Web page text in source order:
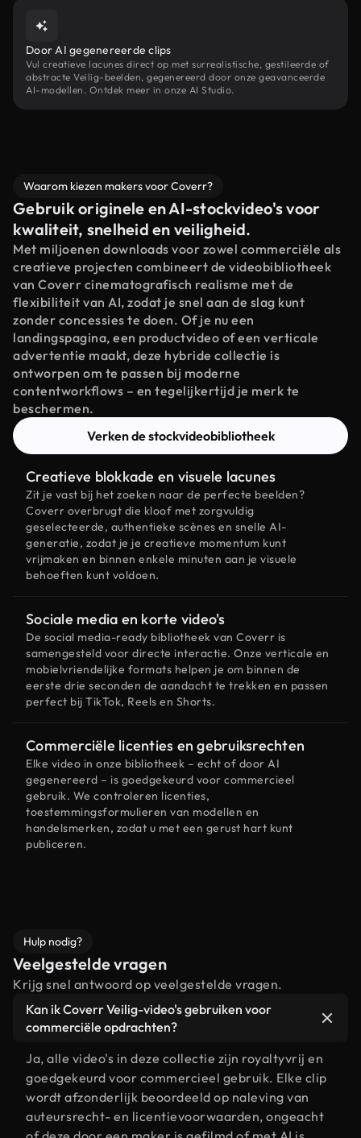
Door AI gegenereerde clips
Vul creatieve lacunes direct op met surrealistische, gestileerde of
abstracte Veilig-beelden, gegenereerd door onze geavanceerde
AI-modellen. Ontdek meer in onze AI Studio.
Waarom kiezen makers voor Coverr?
Gebruik originele en AI-stockvideo's voor
kwaliteit, snelheid en veiligheid.
Met miljoenen downloads voor zowel commerciële als
creatieve projecten combineert de videobibliotheek
van Coverr cinematografisch realisme met de
flexibiliteit van AI, zodat je snel aan de slag kunt
zonder concessies te doen. Of je nu een
landingspagina, een productvideo of een verticale
advertentie maakt, deze hybride collectie is
ontworpen om te passen bij moderne
contentworkflows – en tegelijkertijd je merk te
beschermen.
Verken de stockvideobibliotheek
Creatieve blokkade en visuele lacunes
Zit je vast bij het zoeken naar de perfecte beelden?
Coverr overbrugt die kloof met zorgvuldig
geselecteerde, authentieke scènes en snelle AI-
generatie, zodat je je creatieve momentum kunt
vrijmaken en binnen enkele minuten aan je visuele
behoeften kunt voldoen.
Sociale media en korte video's
De social media-ready bibliotheek van Coverr is
samengesteld voor directe interactie. Onze verticale en
mobielvriendelijke formats helpen je om binnen de
eerste drie seconden de aandacht te trekken en passen
perfect bij TikTok, Reels en Shorts.
Commerciële licenties en gebruiksrechten
Elke video in onze bibliotheek – echt of door AI
gegenereerd – is goedgekeurd voor commercieel
gebruik. We controleren licenties,
toestemmingsformulieren van modellen en
handelsmerken, zodat u met een gerust hart kunt
publiceren.
Hulp nodig?
Veelgestelde vragen
Krijg snel antwoord op veelgestelde vragen.
Kan ik Coverr Veilig-video's gebruiken voor
commerciële opdrachten?
Ja, alle video's in deze collectie zijn royaltyvrij en
goedgekeurd voor commercieel gebruik. Elke clip
wordt afzonderlijk beoordeeld op naleving van
auteursrecht- en licentievoorwaarden, ongeacht